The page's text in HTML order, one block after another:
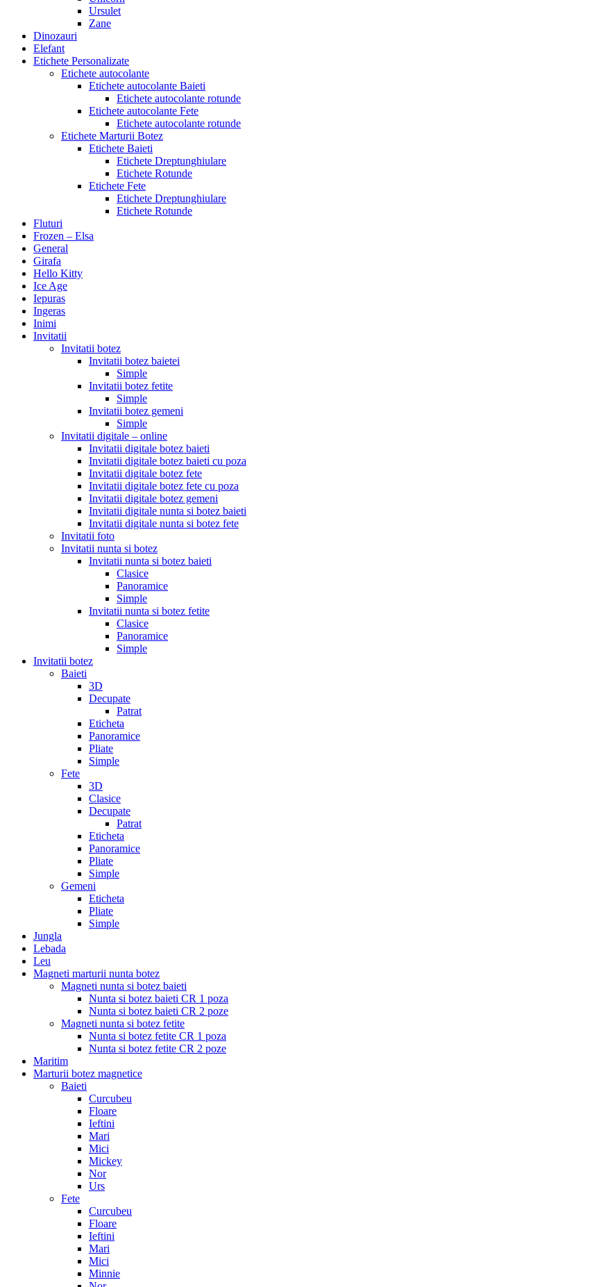
Ursulet
Zane
Dinozauri
Elefant
Etichete Personalizate
Etichete autocolante
Etichete autocolante Baieti
Etichete autocolante rotunde
Etichete autocolante Fete
Etichete autocolante rotunde
Etichete Marturii Botez
Etichete Baieti
Etichete Dreptunghiulare
Etichete Rotunde
Etichete Fete
Etichete Dreptunghiulare
Etichete Rotunde
Fluturi
Frozen – Elsa
General
Girafa
Hello Kitty
Ice Age
Iepuras
Ingeras
Inimi
Invitatii
Invitatii botez
Invitatii botez baietei
Simple
Invitatii botez fetite
Simple
Invitatii botez gemeni
Simple
Invitatii digitale – online
Invitatii digitale botez baieti
Invitatii digitale botez baieti cu poza
Invitatii digitale botez fete
Invitatii digitale botez fete cu poza
Invitatii digitale botez gemeni
Invitatii digitale nunta si botez baieti
Invitatii digitale nunta si botez fete
Invitatii foto
Invitatii nunta si botez
Invitatii nunta si botez baieti
Clasice
Panoramice
Simple
Invitatii nunta si botez fetite
Clasice
Panoramice
Simple
Invitatii botez
Baieti
3D
Decupate
Patrat
Eticheta
Panoramice
Pliate
Simple
Fete
3D
Clasice
Decupate
Patrat
Eticheta
Panoramice
Pliate
Simple
Gemeni
Eticheta
Pliate
Simple
Jungla
Lebada
Leu
Magneti marturii nunta botez
Magneti nunta si botez baieti
Nunta si botez baieti CR 1 poza
Nunta si botez baieti CR 2 poze
Magneti nunta si botez fetite
Nunta si botez fetite CR 1 poza
Nunta si botez fetite CR 2 poze
Maritim
Marturii botez magnetice
Baieti
Curcubeu
Floare
Ieftini
Mari
Mici
Mickey
Nor
Urs
Fete
Curcubeu
Floare
Ieftini
Mari
Mici
Minnie